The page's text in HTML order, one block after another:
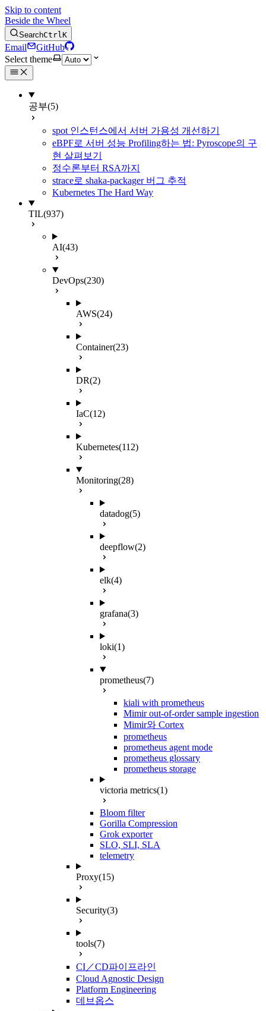
Skip to content
Beside the Wheel
SearchCtrlK
Email
GitHub
Select theme
공부(5)
spot 인스턴스에서 서버 가용성 개선하기
eBPF로 서버 성능 Profiling하는 법: Pyroscope의 구
현 살펴보기
정수론부터 RSA까지
strace로 shaka-packager 버그 추적
Kubernetes The Hard Way
TIL(937)
AI(43)
DevOps(230)
AWS(24)
Container(23)
DR(2)
IaC(12)
Kubernetes(112)
Monitoring(28)
datadog(5)
deepflow(2)
elk(4)
grafana(3)
loki(1)
prometheus(7)
kiali with prometheus
Mimir out-of-order sample ingestion
Mimir와 Cortex
prometheus
prometheus agent mode
prometheus glossary
prometheus storage
victoria metrics(1)
Bloom filter
Gorilla Compression
Grok exporter
SLO, SLI, SLA
telemetry
Proxy(15)
Security(3)
tools(7)
CI／CD파이프라인
Cloud Agnostic Design
Platform Engineering
데브옵스